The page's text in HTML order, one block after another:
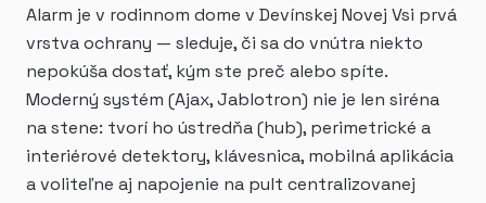
Alarm je v rodinnom dome v Devínskej Novej Vsi prvá
vrstva ochrany — sleduje, či sa do vnútra niekto
nepokúša dostať, kým ste preč alebo spíte.
Moderný systém (Ajax, Jablotron) nie je len siréna
na stene: tvorí ho ústredňa (hub), perimetrické a
interiérové detektory, klávesnica, mobilná aplikácia
a voliteľne aj napojenie na pult centralizovanej